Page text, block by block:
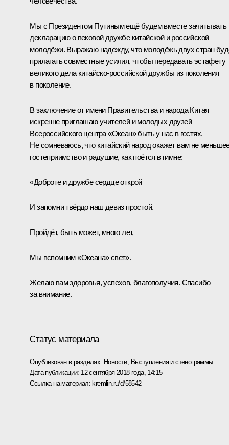
Мы с Президентом Путиным ещё будем вместе зачитывать
декларацию о вековой дружбе китайской и российской
молодёжи. Выражаю надежду, что молодёжь двух стран
прилагать совместные усилия, чтобы передавать эстафету
великого дела китайско-российской дружбы из поколения
в поколение.
В заключение от имени Правительства и народа Китая
искренне приглашаю учителей и молодых друзей
Всероссийского центра «Океан» быть у нас в гостях.
Не сомневаюсь, что китайский народ окажет вам не
гостеприимство и радушие, как поётся в гимне:
«Доброте и дружбе сердце открой
И запомни твёрдо наш девиз простой.
Пройдёт, быть может, много лет,
Мы вспомним «Океана» свет».
Желаю вам здоровья, успехов, благополучия. Спасибо
за внимание.
Статус материала
Опубликован в разделах: Новости, Выступления и стенограммы
Дата публикации: 12 сентября 2018 года, 14:15
Ссылка на материал:kremlin.ru/d/58542